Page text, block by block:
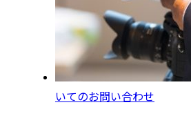
いてのお問い合わせ